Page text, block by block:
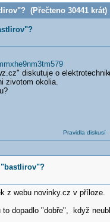
(Přečteno 30441 krát)
diskutuje o elektrotechnik
zivotom okolia.
Pravidla diskusí
"bastlirov"?
z webu novinky.cz v příloze.
dopadlo "dobře", když